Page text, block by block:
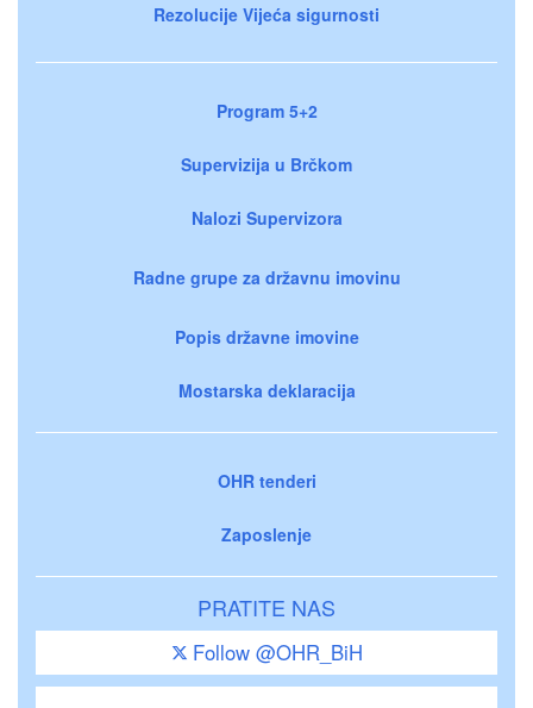
Rezolucije Vijeća sigurnosti
Program 5+2
Supervizija u Brčkom
Nalozi Supervizora
Radne grupe za državnu imovinu
Popis državne imovine
Mostarska deklaracija
OHR tenderi
Zaposlenje
PRATITE NAS
Follow @OHR_BiH